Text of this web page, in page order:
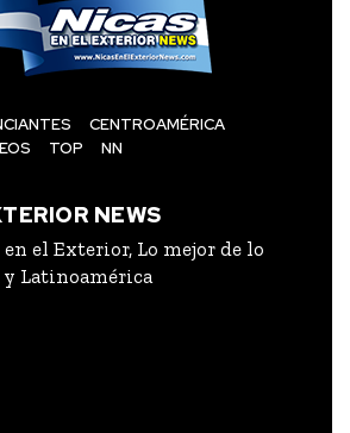
CENTROAMÉRICA
TOP NN
NEWS
el Exterior, Lo mejor de lo
y Latinoamérica